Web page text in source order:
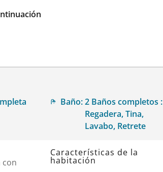
Baño:2 Baños completos :
Regadera, Tina,
Lavabo, Retrete
con
Características de la
habitación